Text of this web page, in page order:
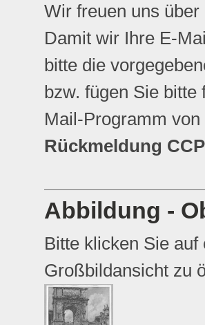
Wir freuen uns
Damit wir Ihre E-
bitte die
bzw. fügen Sie
Mail-Programm
Rückmeldung
Abbildung -
Bitte klicken Sie
Großbildansicht zu